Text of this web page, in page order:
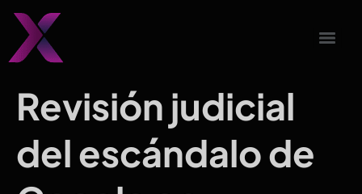
Revisión judicial
del escándalo de